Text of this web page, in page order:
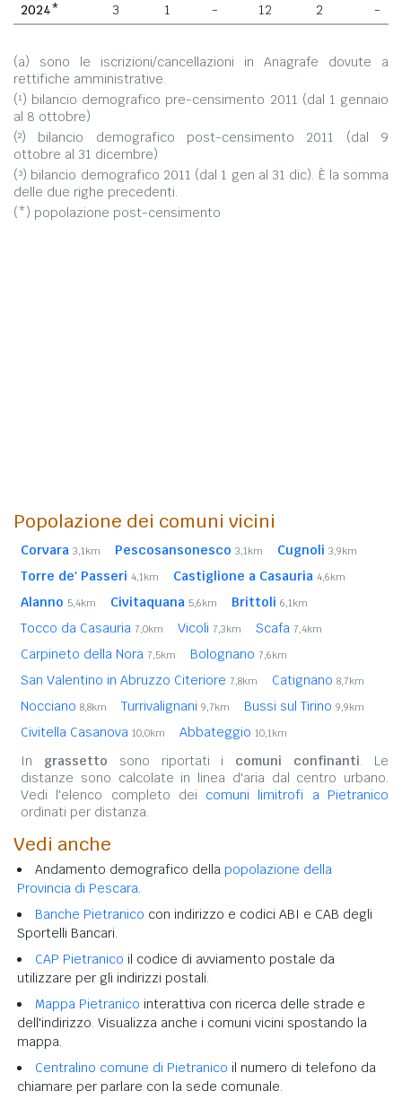
2024*
3 1 - 12 2 -
(a) sono le iscrizioni/cancellazioni in Anagrafe dovute a
rettifiche amministrative.
(¹) bilancio demografico pre-censimento 2011 (dal 1 gennaio
al 8 ottobre)
(²) bilancio demografico post-censimento 2011 (dal 9
ottobre al 31 dicembre)
(³) bilancio demografico 2011 (dal 1 gen al 31 dic). È la somma
delle due righe precedenti.
(*) popolazione post-censimento
Popolazione dei comuni vicini
Corvara 3,1km Pescosansonesco 3,1km Cugnoli 3,9km
Torre de' Passeri 4,1km Castiglione a Casauria 4,6km
Alanno 5,4km Civitaquana 5,6km Brittoli 6,1km
Tocco da Casauria 7,0km Vicoli 7,3km Scafa 7,4km
Carpineto della Nora 7,5km Bolognano 7,6km
San Valentino in Abruzzo Citeriore 7,8km Catignano 8,7km
Nocciano 8,8km Turrivalignani 9,7km Bussi sul Tirino 9,9km
Civitella Casanova 10,0km Abbateggio 10,1km
In grassetto sono riportati i comuni confinanti. Le
distanze sono calcolate in linea d'aria dal centro urbano.
Vedi l'elenco completo dei comuni limitrofi a Pietranico
ordinati per distanza.
Vedi anche
Andamento demografico della popolazione della
Provincia di Pescara.
Banche Pietranico con indirizzo e codici ABI e CAB degli
Sportelli Bancari.
CAP Pietranico il codice di avviamento postale da
utilizzare per gli indirizzi postali.
Mappa Pietranico interattiva con ricerca delle strade e
dell'indirizzo. Visualizza anche i comuni vicini spostando la
mappa.
Centralino comune di Pietranico il numero di telefono da
chiamare per parlare con la sede comunale.